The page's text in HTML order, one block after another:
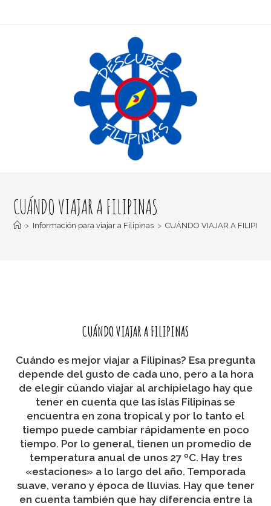
CUÁNDO VIAJAR A FILIPINAS
> Información para viajar a Filipinas > CUÁNDO VIAJAR A
CUÁNDO VIAJAR A FILIPINAS
Cuándo es mejor viajar a Filipinas? Esa pregunta
depende del gusto de cada uno, pero a la hora
de elegir cúando viajar al archipielago hay que
tener en cuenta que las islas Filipinas se
encuentra en zona tropical y por lo tanto el
tiempo puede cambiar rápidamente en poco
tiempo. Por lo general, tienen un promedio de
temperatura anual de unos 27 ºC. Hay tres
«estaciones» a lo largo del año. Temporada
suave, verano y época de lluvias. Hay que tener
en cuenta también que hay diferencia entre la